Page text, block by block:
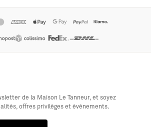
de la Maison Le Tanneur, et soyez
offres privilèges et évènements.